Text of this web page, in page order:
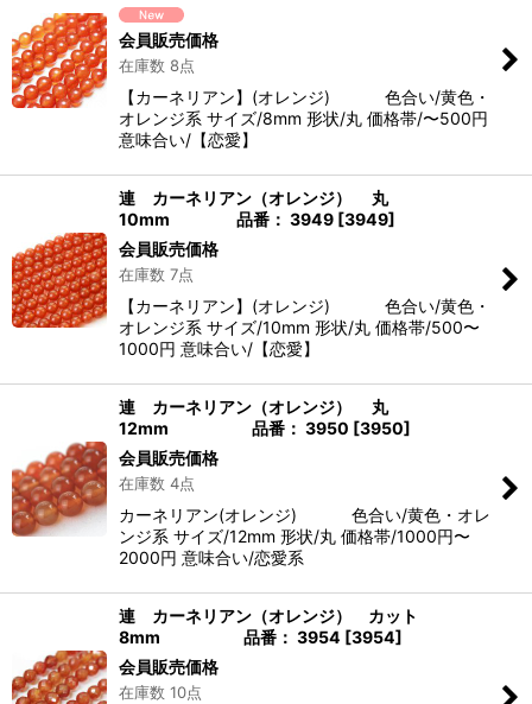
会員販売価格
在庫数 8点
【カーネリアン】(オレンジ) 色合い/黄色・
オレンジ系 サイズ/8mm 形状/丸 価格帯/〜500円
意味合い/【恋愛】
連 カーネリアン（オレンジ） 丸
10mm 品番： 3949 [3949]
会員販売価格
在庫数 7点
【カーネリアン】(オレンジ) 色合い/黄色・
オレンジ系 サイズ/10mm 形状/丸 価格帯/500〜
1000円 意味合い/【恋愛】
連 カーネリアン（オレンジ） 丸
12mm 品番： 3950 [3950]
会員販売価格
在庫数 4点
カーネリアン(オレンジ) 色合い/黄色・オレ
ンジ系 サイズ/12mm 形状/丸 価格帯/1000円〜
2000円 意味合い/恋愛系
連 カーネリアン（オレンジ） カット
8mm 品番： 3954 [3954]
会員販売価格
在庫数 10点